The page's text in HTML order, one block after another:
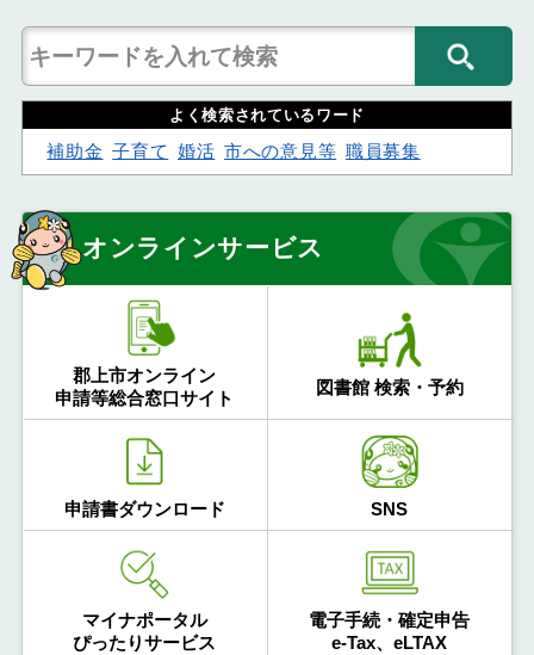
よく検索されているワード
補助金 子育て 婚活 市への意見等 職員募集
オンラインサービス
郡上市オンライン
申請等総合窓口サイト
図書館 検索・予約
申請書ダウンロード SNS
マイナポータル
ぴったりサービス
電子手続・確定申告
e-Tax、eLTAX